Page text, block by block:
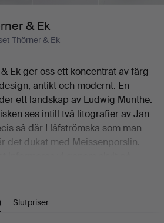
& Ek
Thörner & Ek
Ek ger oss ett koncentrat av färg
antikt och modernt. En
ett landskap av Ludwig Munthe.
ses intill två litografier av Jan
så där Håfströmska som man
det dukat med Meissenporslin.
är Pommac som ska
"Trollets lek" och
the Angel". Lägg därtill ett par
Slutpriser